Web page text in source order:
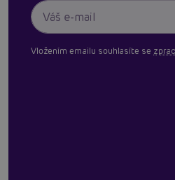
Vložením emailu souhlasíte se